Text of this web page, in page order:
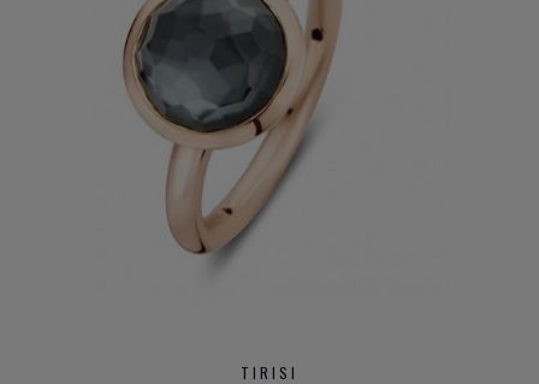
TIRISI